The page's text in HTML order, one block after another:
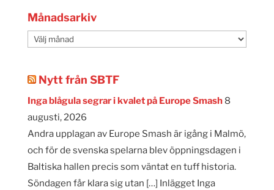
Månadsarkiv
Månadsarkiv
Nytt från SBTF
Inga blågula segrar i kvalet på Europe Smash 8
augusti, 2026
Andra upplagan av Europe Smash är igång i Malmö,
och för de svenska spelarna blev öppningsdagen i
Baltiska hallen precis som väntat en tuff historia.
Söndagen får klara sig utan […] Inlägget Inga